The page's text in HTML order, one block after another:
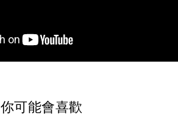
你可能會喜歡